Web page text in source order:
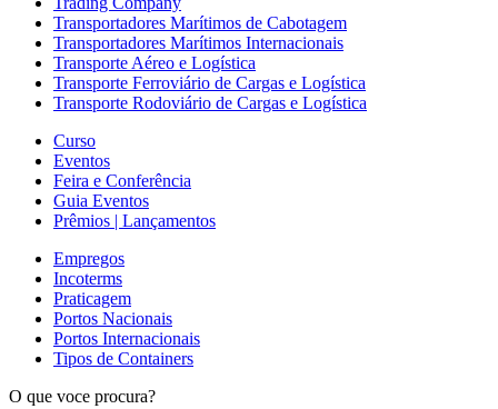
Transportadores Marítimos de Cabotagem
Transportadores Marítimos Internacionais
Transporte Aéreo e Logística
Transporte Ferroviário de Cargas e Logística
Transporte Rodoviário de Cargas e Logística
Curso
Eventos
Feira e Conferência
Guia Eventos
Prêmios | Lançamentos
Empregos
Incoterms
Praticagem
Portos Nacionais
Portos Internacionais
Tipos de Containers
O que voce procura?